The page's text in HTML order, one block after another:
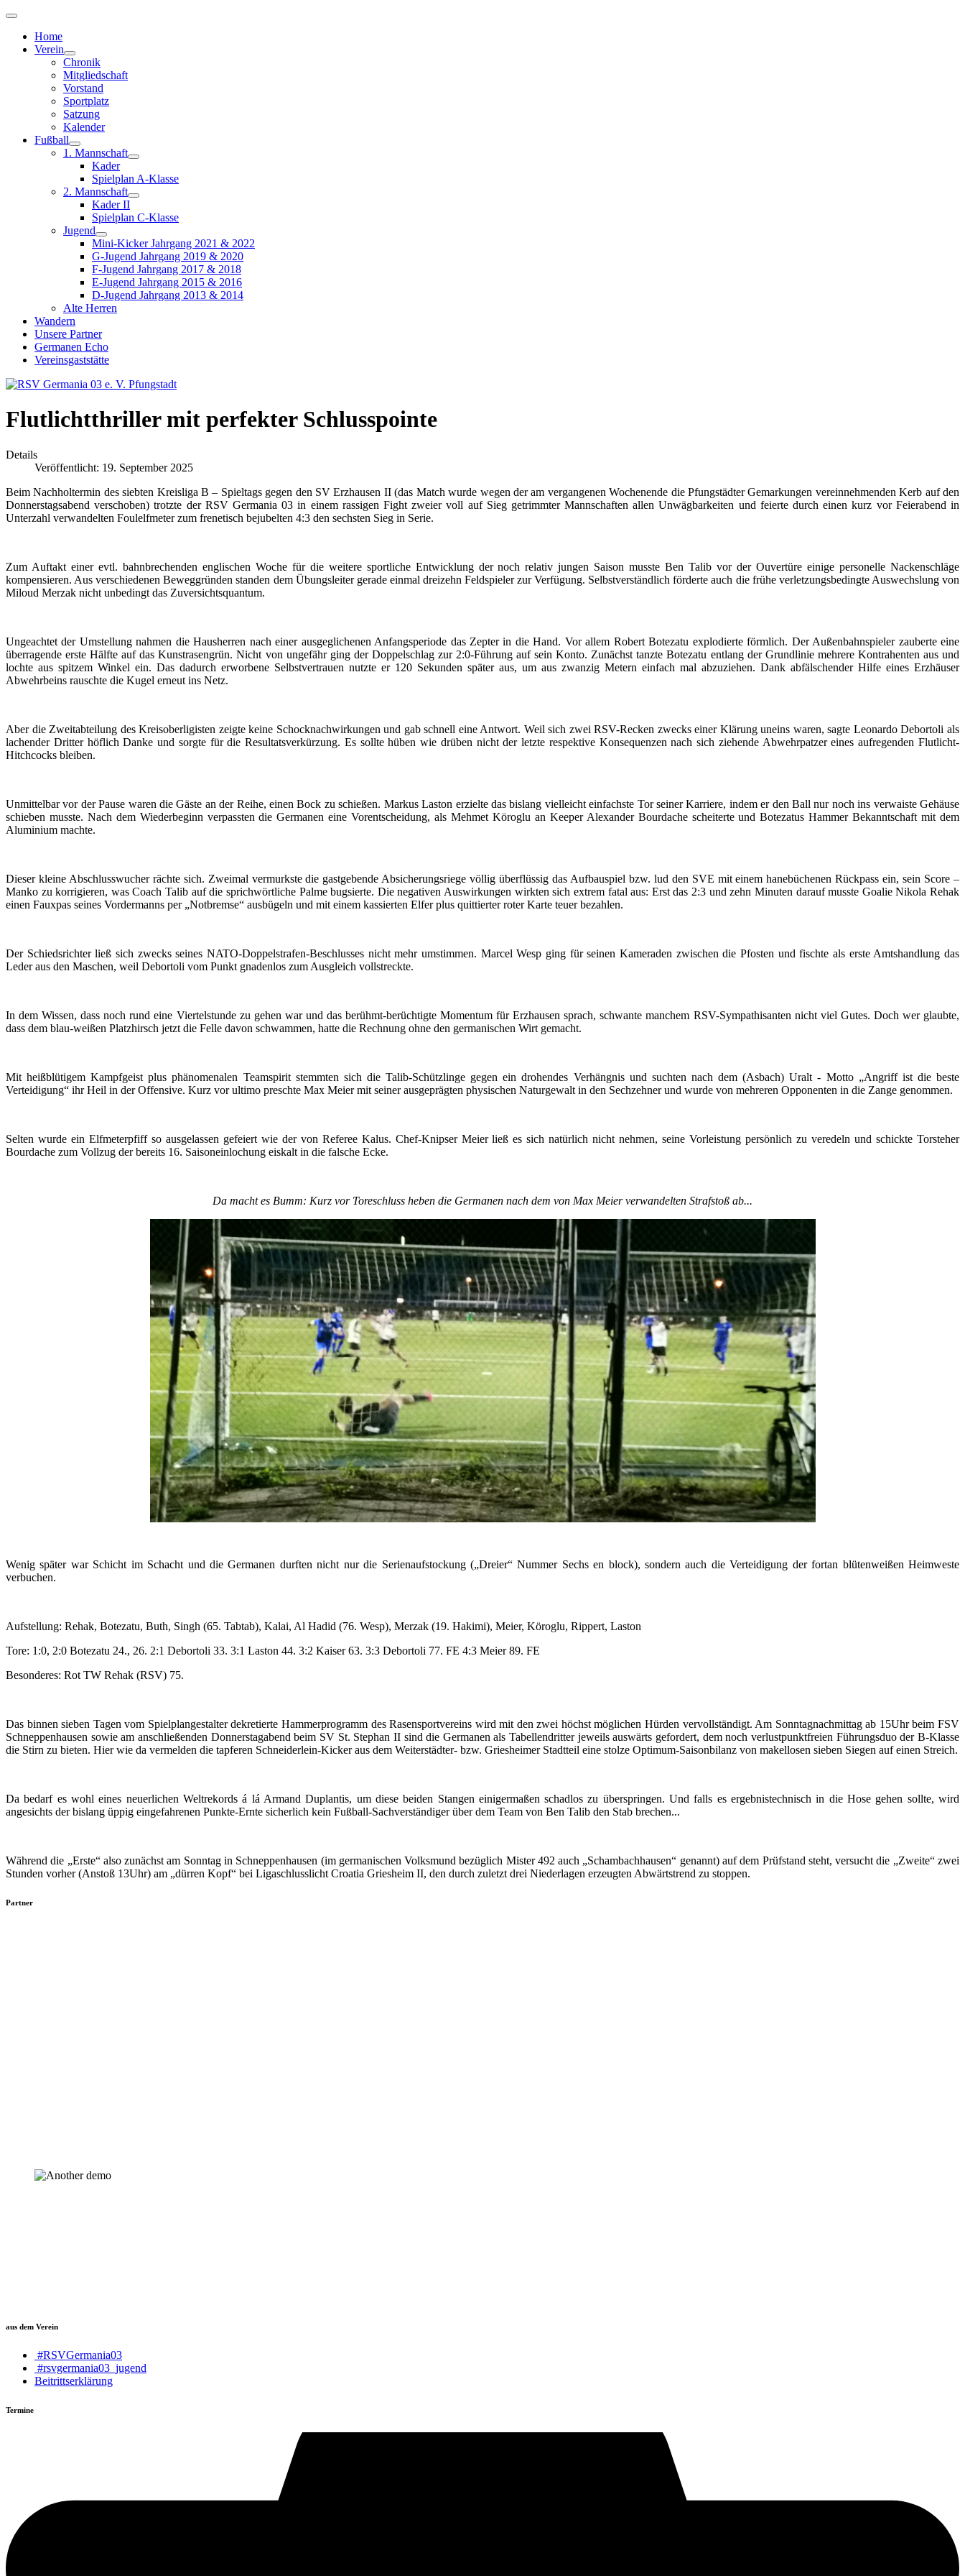
Home
Verein
Chronik
Mitgliedschaft
Vorstand
Sportplatz
Satzung
Kalender
Fußball
1. Mannschaft
Kader
Spielplan A-Klasse
2. Mannschaft
Kader II
Spielplan C-Klasse
Jugend
Mini-Kicker Jahrgang 2021 & 2022
G-Jugend Jahrgang 2019 & 2020
F-Jugend Jahrgang 2017 & 2018
E-Jugend Jahrgang 2015 & 2016
D-Jugend Jahrgang 2013 & 2014
Alte Herren
Wandern
Unsere Partner
Germanen Echo
Vereinsgaststätte
Flutlichtthriller mit perfekter Schlusspointe
Details
Veröffentlicht: 19. September 2025
Beim Nachholtermin des siebten Kreisliga B – Spieltags gegen den SV Erzhausen II (das Match wurde wegen der am vergangenen Wochenende die Pfungstädter Gemarkungen vereinnehmenden Kerb auf den
Donnerstagsabend verschoben) trotzte der RSV Germania 03 in einem rassigen Fight zweier voll auf Sieg getrimmter Mannschaften allen Unwägbarkeiten und feierte durch einen kurz vor Feierabend in
Unterzahl verwandelten Foulelfmeter zum frenetisch bejubelten 4:3 den sechsten Sieg in Serie.
Zum Auftakt einer evtl. bahnbrechenden englischen Woche für die weitere sportliche Entwicklung der noch relativ jungen Saisonmusste Ben Talib vor der Ouvertüre einige personelle Nackenschläge
kompensieren. Aus verschiedenen Beweggründen standen dem Übungsleiter gerade einmal dreizehn Feldspieler zur Verfügung. Selbstverständlich förderte auch die frühe verletzungsbedingte Auswechslung von
Miloud Merzak nicht unbedingt das Zuversichtsquantum.
Ungeachtet der Umstellung nahmen die Hausherren nach einer ausgeglichenen Anfangsperiode das Zepter in die Hand. Vor allem Robert Botezatu explodierte förmlich. Der Außenbahnspieler zauberte eine
überragende erste Hälfte auf das Kunstrasengrün. Nicht von ungefähr ging der Doppelschlag zur 2:0-Führung auf sein Konto. Zunächst tanzte Botezatu entlang der Grundlinie mehrere Kontrahenten aus und
lochte aus spitzem Winkel ein. Das dadurch erworbene Selbstvertrauen nutzte er 120 Sekunden später aus, um aus zwanzig Metern einfach mal abzuziehen. Dank abfälschender Hilfe eines Erzhäuser
Abwehrbeins rauschte die Kugel erneut ins Netz.
Aber die Zweitabteilung des Kreisoberligisten zeigte keine Schocknachwirkungen und gab schnell eine Antwort. Weil sich zwei RSV-Recken zwecks einer Klärung uneins waren, sagte Leonardo Debortoli als
lachender Dritter höflich Danke und sorgte für die Resultatsverkürzung. Es sollte hüben wie drüben nicht der letzte respektive Konsequenzen nach sich ziehende Abwehrpatzer eines aufregenden Flutlicht-
Hitchcocks bleiben.
Unmittelbar vor der Pause waren die Gäste an der Reihe, einen Bock zu schießen. Markus Laston erzielte das bislang vielleicht einfachste Tor seiner Karriere, indem er den Ball nur noch ins verwaiste Gehäuse
schieben musste. Nach dem Wiederbeginn verpassten die Germanen eine Vorentscheidung, als Mehmet Köroglu an Keeper Alexander Bourdache scheiterte und Botezatus Hammer Bekanntschaft mit dem
Aluminium machte.
Dieser kleine Abschlusswucher rächte sich. Zweimal vermurkste die gastgebende Absicherungsriege völlig überflüssig das Aufbauspiel bzw. lud den SVE mit einem hanebüchenen Rückpass ein, sein Score –
Manko zu korrigieren, was Coach Talib auf die sprichwörtliche Palme bugsierte. Die negativen Auswirkungen wirkten sich extrem fatal aus: Erst das 2:3 und zehn Minuten darauf musste Goalie Nikola Rehak
einen Fauxpas seines Vordermanns per „Notbremse“ ausbügeln und mit einem kassierten Elfer plus quittierter roter Karte teuer bezahlen.
Der Schiedsrichter ließ sich zwecks seines NATO-Doppelstrafen-Beschlusses nicht mehr umstimmen. Marcel Wesp ging für seinen Kameraden zwischen die Pfosten und fischte als erste Amtshandlung das
Leder aus den Maschen, weil Debortoli vom Punkt gnadenlos zum Ausgleich vollstreckte.
In dem Wissen, dass noch rund eine Viertelstunde zu gehen war und das berühmt-berüchtigte Momentum für Erzhausen sprach, schwante manchem RSV-Sympathisanten nicht viel Gutes. Doch wer glaubte,
dass dem blau-weißen Platzhirsch jetzt die Felle davon schwammen, hatte die Rechnung ohne den germanischen Wirt gemacht.
Mit heißblütigem Kampfgeist plus phänomenalen Teamspirit stemmten sich die Talib-Schützlinge gegen ein drohendes Verhängnis und suchten nach dem (Asbach) Uralt - Motto „Angriff ist die beste
Verteidigung“ ihr Heil in der Offensive. Kurz vor ultimo preschte Max Meier mit seiner ausgeprägten physischen Naturgewalt in den Sechzehner und wurde von mehreren Opponenten in die Zange genommen.
Selten wurde ein Elfmeterpfiff so ausgelassen gefeiert wie der von Referee Kalus. Chef-Knipser Meier ließ es sich natürlich nicht nehmen, seine Vorleistung persönlich zu veredeln und schickte Torsteher
Bourdache zum Vollzug der bereits 16. Saisoneinlochung eiskalt in die falsche Ecke.
Da macht es Bumm: Kurz vor Toreschluss heben die Germanen nach dem von Max Meier verwandelten Strafstoß ab...
Wenig später war Schicht im Schacht und die Germanen durften nicht nur die Serienaufstockung („Dreier“ Nummer Sechs en block), sondern auch die Verteidigung der fortan blütenweißen Heimweste
verbuchen.
Aufstellung: Rehak, Botezatu, Buth, Singh (65. Tabtab), Kalai, Al Hadid (76. Wesp), Merzak (19. Hakimi), Meier, Köroglu, Rippert, Laston
Tore: 1:0, 2:0 Botezatu 24., 26. 2:1 Debortoli 33. 3:1 Laston 44. 3:2 Kaiser 63. 3:3 Debortoli 77. FE 4:3 Meier 89. FE
Besonderes: Rot TW Rehak (RSV) 75.
Das binnen sieben Tagen vom Spielplangestalter dekretierte Hammerprogramm des Rasensportvereins wird mit den zwei höchst möglichen Hürden vervollständigt. Am Sonntagnachmittag ab 15Uhr beim FSV
Schneppenhausen sowie am anschließenden Donnerstagabend beim SV St. Stephan II sind die Germanen als Tabellendritter jeweils auswärts gefordert, dem noch verlustpunktfreien Führungsduo der B-Klasse
die Stirn zu bieten. Hier wie da vermelden die tapferen Schneiderlein-Kicker aus dem Weiterstädter- bzw. Griesheimer Stadtteil eine stolze Optimum-Saisonbilanz von makellosen sieben Siegen auf einen Streich.
Da bedarf es wohl eines neuerlichen Weltrekords á lá Armand Duplantis, um diese beiden Stangen einigermaßen schadlos zu überspringen. Und falls es ergebnistechnisch in die Hose gehen sollte, wird
angesichts der bislang üppig eingefahrenen Punkte-Ernte sicherlich kein Fußball-Sachverständiger über dem Team von Ben Talib den Stab brechen...
Während die „Erste“ also zunächst am Sonntag in Schneppenhausen (im germanischen Volksmund bezüglich Mister 492 auch „Schambachhausen“ genannt) auf dem Prüfstand steht, versucht die „Zweite“ zwei
Stunden vorher (Anstoß 13Uhr) am „dürren Kopf“ bei Ligaschlusslicht Croatia Griesheim II, den durch zuletzt drei Niederlagen erzeugten Abwärtstrend zu stoppen.
Partner
aus dem Verein
#RSVGermania03
#rsvgermania03_jugend
Beitrittserklärung
Termine